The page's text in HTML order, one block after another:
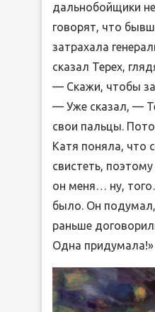
дальнобойщики
говорят, что
затрахала
сказал Терех,
— Скажи, чтобы
— Уже сказал, —
свои пальцы.
Катя поняла, что
свистеть,
он меня… ну,
было. Он
раньше
Одна придумала!»